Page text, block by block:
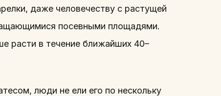
даже человечеству с растущей
посевными площадями.
расти в течение ближайших 40–
люди не ели его по нескольку